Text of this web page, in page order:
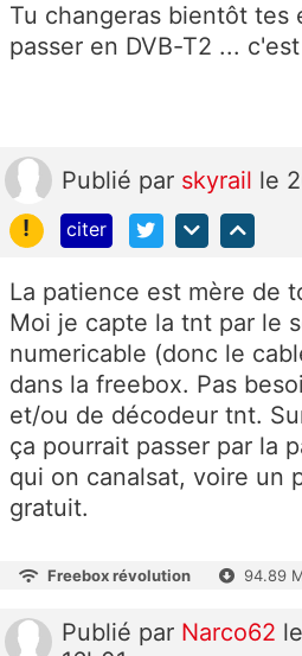
Tu changeras bientôt tes
passer en DVB-T2 ...
Publié par skyrail le
!
citer
La patience est mère de
Moi je capte la tnt par le
numericable (donc le
dans la freebox. Pas
et/ou de décodeur tnt.
ça pourrait passer par la
qui on canalsat, voire un
gratuit.
Freebox révolution 94.89
Publié par Narco62